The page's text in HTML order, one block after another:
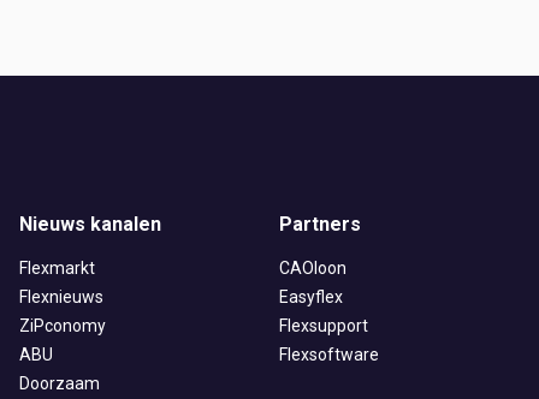
je mailbox
Alerts ontvangen
Nieuws kanalen
Flexmarkt
Flexnieuws
ZiPconomy
ABU
Doorzaam
Partners
CAOloon
Easyflex
Flexsupport
Flexsoftware
Artikelen zoeken